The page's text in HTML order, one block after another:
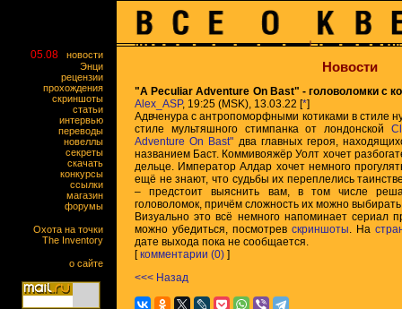
05.08
новости
Энци
рецензии
прохождения
скриншоты
статьи
интервью
переводы
новеллы
секреты
скачать
конкурсы
ссылки
магазин
форумы
Охота на точки
The Inventory
о сайте
Новости
"A Peculiar Adventure On Bast" - головоломки с
Alex_ASP, 19:25 (MSK), 13.03.22 [*]
Адвченура с антропоморфными котиками в стиле
стиле мультяшного стимпанка от лондонской
Adventure On Bast" два главных героя,
названием Баст. Коммивояжёр Уолт хочет
дельце. Император Алдар хочет немного
ещё не знают, что судьбы их переплелись
– предстоит выяснить вам, в том числе
головоломок, причём сложность их можно
Визуально это всё немного напоминает сериал
можно убедиться, посмотрев скриншоты. На
дате выхода пока не сообщается.
[комментарии (0) ]
<<< Назад